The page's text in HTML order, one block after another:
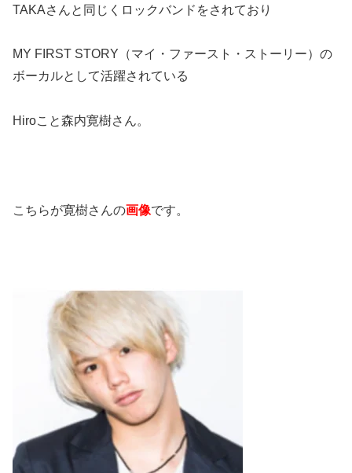
TAKAさんと同じくロックバンドをされており
MY FIRST STORY（マイ・ファースト・ストーリー）の
ボーカルとして活躍されている
Hiroこと森内寛樹さん。
こちらが寛樹さんの画像です。